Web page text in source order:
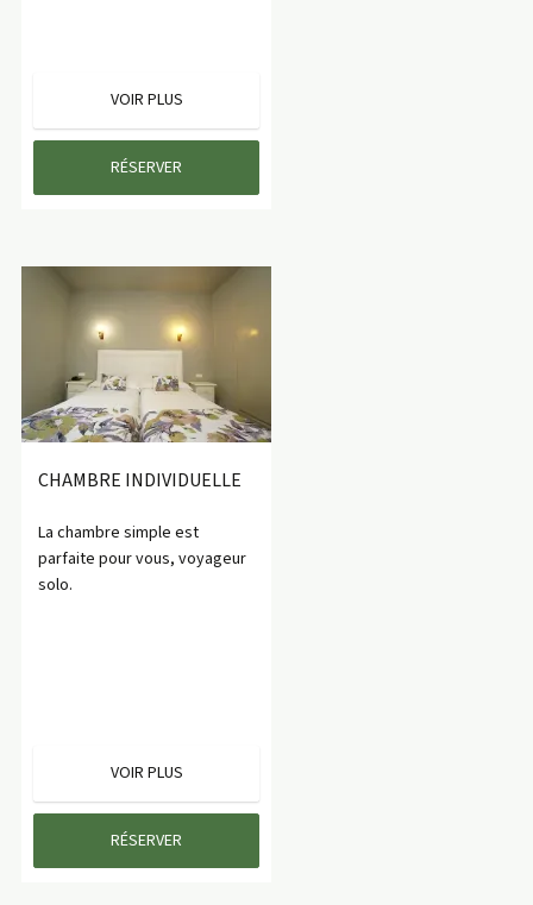
VOIR PLUS
RÉSERVER
CHAMBRE INDIVIDUELLE
La chambre simple est
parfaite pour vous, voyageur
solo.
VOIR PLUS
RÉSERVER